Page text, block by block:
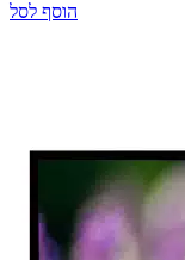
הוסף לסל